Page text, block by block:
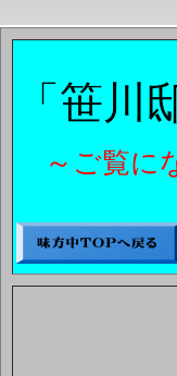
「笹川
～ご覧に